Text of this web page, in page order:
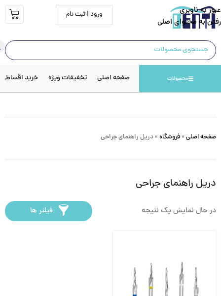
عبور به ناوبری
رفتن به محتوای اصلی
ورود | ثبت نام
محصولات صفحه اصلی تخفیفات ویژه خرید اقساطی
صفحه اصلی » فروشگاه » دریل راهنمای جراحی
دریل راهنمای جراحی
در حال نمایش یک نتیجه فیلتر ها